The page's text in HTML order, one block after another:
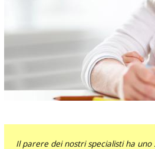
Il parere dei nostri specialisti ha